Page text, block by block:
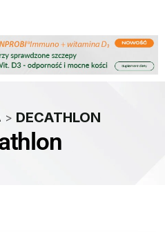
> DECATHLON